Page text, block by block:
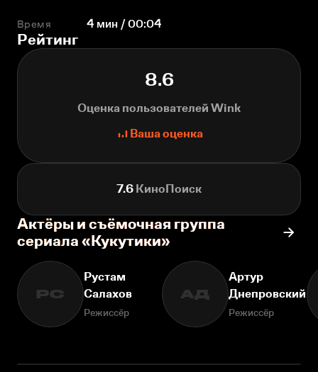
Время 4 мин / 00:04
Рейтинг
8.6
Оценка пользователей Wink
Ваша оценка
7.6 КиноПоиск
Актёры и съёмочная группа
сериала «Кукутики»
РС
Рустам
Салахов
Режиссёр
АД
Артур
Днепровский
Режиссёр